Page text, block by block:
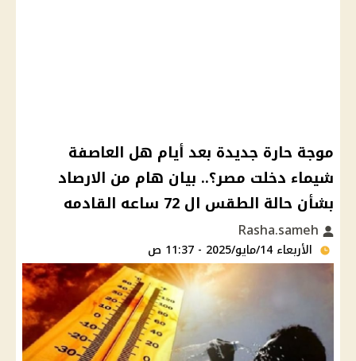
موجة حارة جديدة بعد أيام هل العاصفة
شيماء دخلت مصر؟.. بيان هام من الارصاد
بشأن حالة الطقس ال 72 ساعه القادمه
الأربعاء 14/مايو/2025 - 11:37 ص